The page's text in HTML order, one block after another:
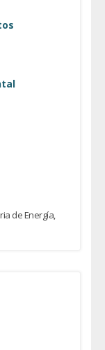
de Energía,